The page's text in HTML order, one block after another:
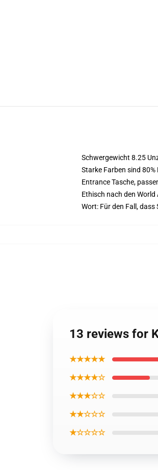
Schwergewicht 8.25
Starke Farben sind
Entrance Tasche,
Ethisch nach den
Wort: Für den Fall, dass
13 reviews for
★★★★★
★★★★☆
★★★☆☆
★★☆☆☆
★☆☆☆☆